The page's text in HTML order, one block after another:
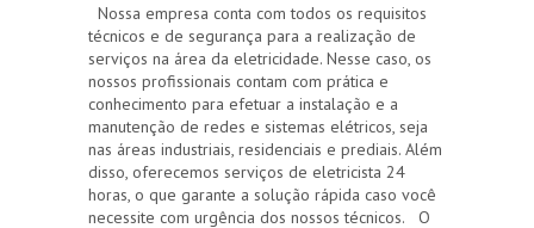
Nossa empresa conta com todos os requisitos
técnicos e de segurança para a realização de
serviços na área da eletricidade. Nesse caso, os
nossos profissionais contam com prática e
conhecimento para efetuar a instalação e a
manutenção de redes e sistemas elétricos, seja
nas áreas industriais, residenciais e prediais. Além
disso, oferecemos serviços de eletricista 24
horas, o que garante a solução rápida caso você
necessite com urgência dos nossos técnicos. O